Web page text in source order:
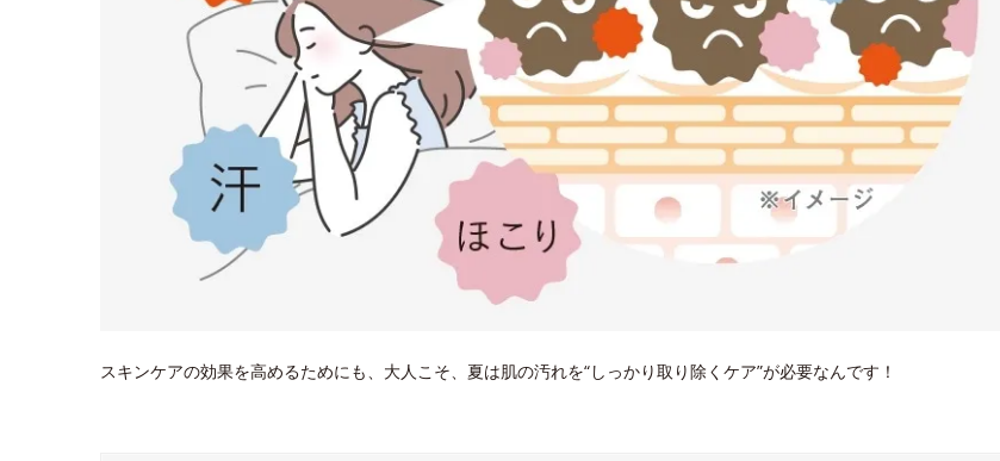
スキンケアの効果を高めるためにも、大人こそ、夏は肌の汚れを“しっかり取り除くケア”が必要なんです！